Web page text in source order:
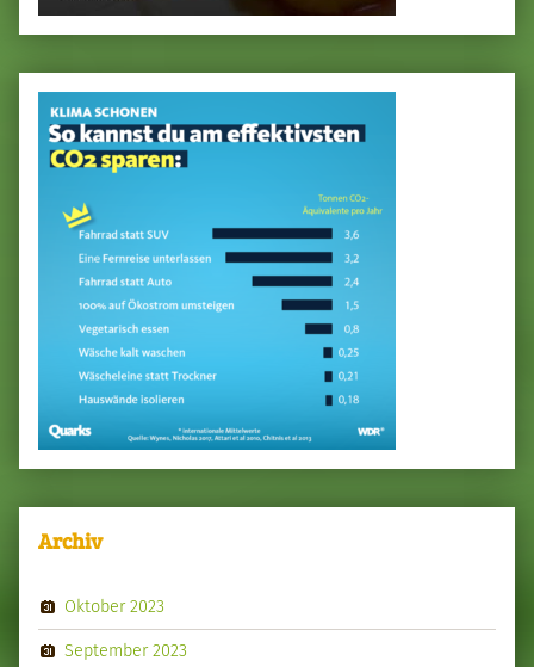
Archiv
Oktober 2023
September 2023